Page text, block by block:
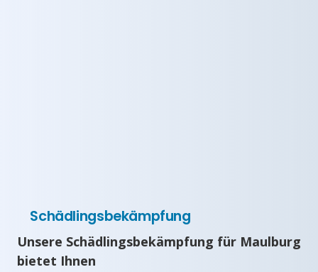
Schädlingsbekämpfung
Unsere Schädlingsbekämpfung für Maulburg
bietet Ihnen